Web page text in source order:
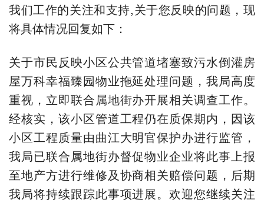
我们工作的关注和支持,关于您反映的问题，现
将具体情况回复如下：
关于市民反映小区公共管道堵塞致污水倒灌房
屋万科幸福臻园物业拖延处理问题，我局高度
重视，立即联合属地街办开展相关调查工作。
经核实，该小区管道工程仍在质保期内，因该
小区工程质量由曲江大明官保护办进行监管，
我局已联合属地街办督促物业企业将此事上报
至地产方进行维修及协商相关赔偿问题，后期
我局将持续跟踪此事项进展。欢迎您继续关注